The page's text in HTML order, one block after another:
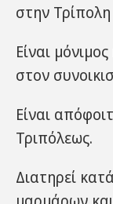
στην
Είναι
στον
Είναι
Τριπόλεως.
Διατηρεί